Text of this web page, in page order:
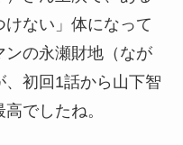
けない」体になって
の永瀬財地（なが
初回1話から山下智
でしたね。